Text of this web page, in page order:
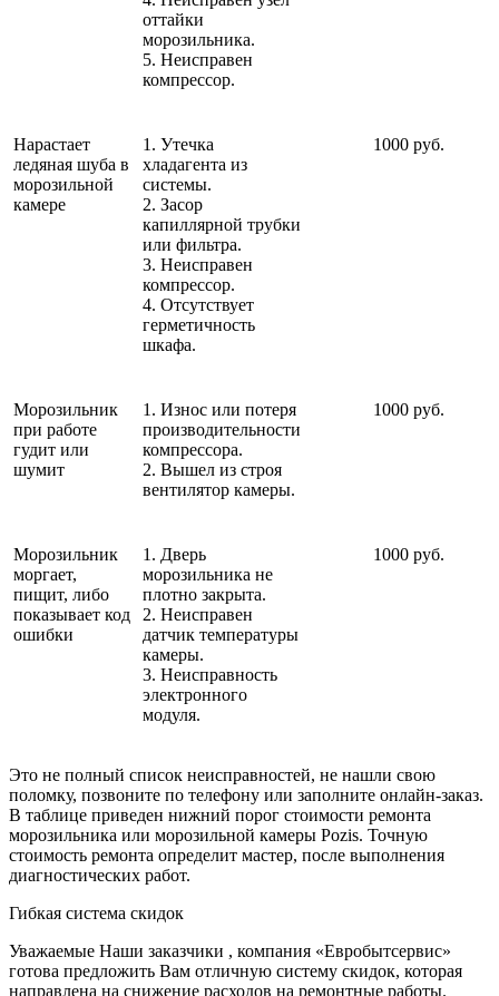
оттайки
морозильника.
5. Неисправен
компрессор.
Нарастает
ледяная шуба в
морозильной
камере
1. Утечка
хладагента из
системы.
2. Засор
капиллярной трубки
или фильтра.
3. Неисправен
компрессор.
4. Отсутствует
герметичность
шкафа.
1000 руб.
Морозильник
при работе
гудит или
шумит
1. Износ или потеря
производительности
компрессора.
2. Вышел из строя
вентилятор камеры.
1000 руб.
Морозильник
моргает,
пищит, либо
показывает код
ошибки
1. Дверь
морозильника не
плотно закрыта.
2. Неисправен
датчик температуры
камеры.
3. Неисправность
электронного
модуля.
1000 руб.
Это не полный список неисправностей, не нашли свою
поломку, позвоните по телефону или заполните онлайн-заказ.
В таблице приведен нижний порог стоимости ремонта
морозильника или морозильной камеры Pozis. Точную
стоимость ремонта определит мастер, после выполнения
диагностических работ.
Гибкая система скидок
Уважаемые Наши заказчики , компания «Евробытсервис»
готова предложить Вам отличную систему скидок, которая
направлена на снижение расходов на ремонтные работы.